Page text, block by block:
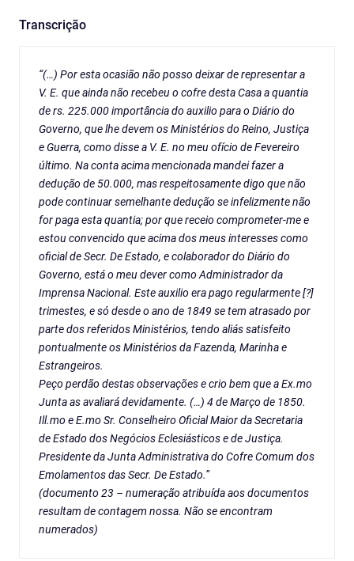
Transcrição
“(…) Por esta ocasião não posso deixar de representar a
V. E. que ainda não recebeu o cofre desta Casa a quantia
de rs. 225.000 importância do auxilio para o Diário do
Governo, que lhe devem os Ministérios do Reino, Justiça
e Guerra, como disse a V. E. no meu ofício de Fevereiro
último. Na conta acima mencionada mandei fazer a
dedução de 50.000, mas respeitosamente digo que não
pode continuar semelhante dedução se infelizmente não
for paga esta quantia; por que receio comprometer-me e
estou convencido que acima dos meus interesses como
oficial de Secr. De Estado, e colaborador do Diário do
Governo, está o meu dever como Administrador da
Imprensa Nacional. Este auxilio era pago regularmente [?]
trimestes, e só desde o ano de 1849 se tem atrasado por
parte dos referidos Ministérios, tendo aliás satisfeito
pontualmente os Ministérios da Fazenda, Marinha e
Estrangeiros.
Peço perdão destas observações e crio bem que a Ex.mo
Junta as avaliará devidamente. (…) 4 de Março de 1850.
Ill.mo e E.mo Sr. Conselheiro Oficial Maior da Secretaria
de Estado dos Negócios Eclesiásticos e de Justiça.
Presidente da Junta Administrativa do Cofre Comum dos
Emolamentos das Secr. De Estado.”
(documento 23 – numeração atribuída aos documentos
resultam de contagem nossa. Não se encontram
numerados)